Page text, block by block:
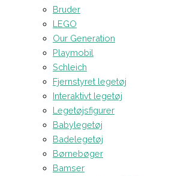
Bruder
LEGO
Our Generation
Playmobil
Schleich
Fjernstyret legetøj
Interaktivt legetøj
Legetøjsfigurer
Babylegetøj
Badelegetøj
Børnebøger
Bamser